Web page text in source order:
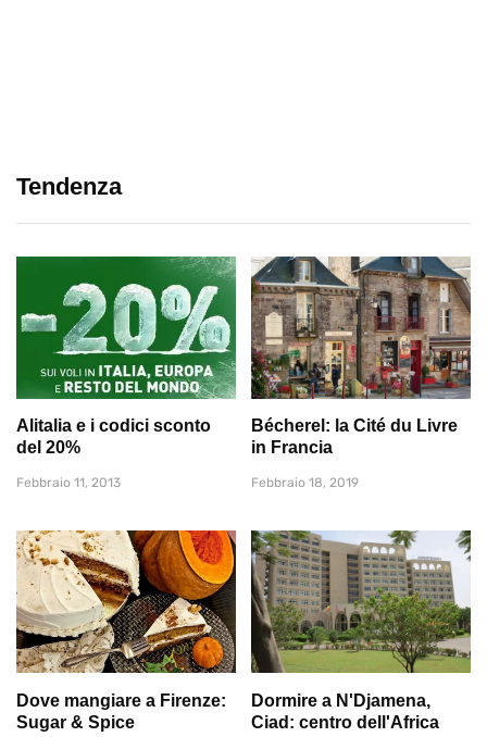
Tendenza
Alitalia e i codici sconto
del 20%
Febbraio 11, 2013
Bécherel: la Cité du Livre
in Francia
Febbraio 18, 2019
Dove mangiare a Firenze:
Sugar & Spice
Dormire a N'Djamena,
Ciad: centro dell'Africa